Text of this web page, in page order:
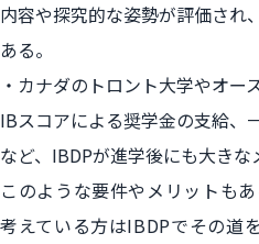
内容や探究的な姿勢が評価され
ある。
カナダのトロント大学やオー
IBスコアによる奨学金の支給、
など、IBDPが進学後にも大きな
このような要件やメリットも
考えている方はIBDPでその道